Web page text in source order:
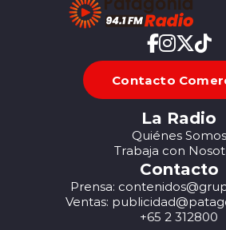
Contacto
La Radio
Quiénes Somos
Trabaja con
Contacto
Prensa:
Ventas:
+65 2 312800